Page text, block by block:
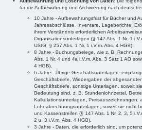
für die Aufbewahrung und Archivierung nach
10 Jahre - Aufbewahrungsfrist für Bücher und
Jahresabschlüsse, Inventare, Lageberichte,
ihrem Verständnis erforderlichen
Organisationsunterlagen (§ 147 Abs. 1 Nr. 1
UStG, § 257 Abs. 1 Nr. 1 i.V.m. Abs. 4 HGB).
8 Jahre - Buchungsbelege, wie z. B.
Abs. 1 Nr. 4 und 4a i.V.m. Abs. 3 Satz 1 AO
4 HGB).
6 Jahre - Übrige Geschäftsunterlagen:
Geschäftsbriefe, Wiedergaben der
Geschäftsbriefe, sonstige Unterlagen, soweit
Bedeutung sind, z. B. Stundenlohnzettel,
Kalkulationsunterlagen, Preisauszeichnungen,
Lohnabrechnungsunterlagen, soweit sie nicht
und Kassenstreifen (§ 147 Abs. 1 Nr. 2, 3, 5
2 u. 3 i.V.m. Abs. 4 HGB).
3 Jahre - Daten, die erforderlich sind, um